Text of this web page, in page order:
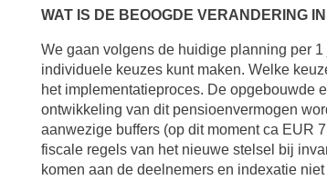
WAT IS DE BEOOGDE VERANDERING
We gaan volgens de huidige planning per
individuele keuzes kunt maken. Welke
het implementatieproces. De opgebouwde
ontwikkeling van dit pensioenvermogen
aanwezige buffers (op dit moment ca EUR
fiscale regels van het nieuwe stelsel bij
komen aan de deelnemers en indexatie